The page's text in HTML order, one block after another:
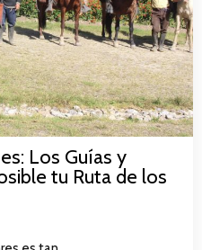
Los Guías y
tu Ruta de los